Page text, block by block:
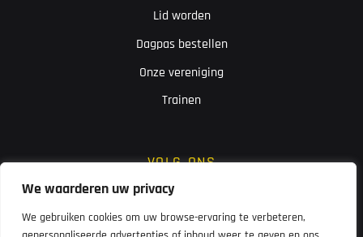
We waarderen uw privacy
We gebruiken cookies om uw browse-ervaring te verbeteren,
Lid worden
Dagpas bestellen
Onze vereniging
Trainen
VOLG ONS